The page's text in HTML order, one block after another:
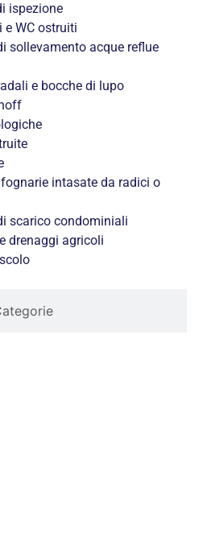
ispezione
WC ostruiti
sollevamento acque reflue
e bocche di lupo
intasate da radici o
scarico condominiali
drenaggi agricoli